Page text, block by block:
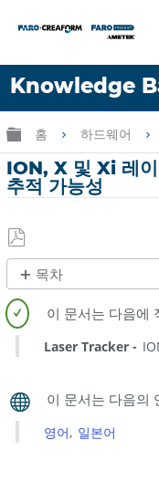
Knowledge
언어
도움 받기 로
글로벌 계층 확
홈 하드웨어
ION, X 및 Xi 레
추적 가능성
PDF
로
저
장
목차
제
목
없
음
Laser Tracker
영어 일본어